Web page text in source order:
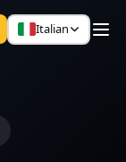
Italian